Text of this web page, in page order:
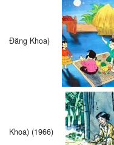
Đăng Khoa)
Khoa) (1966)